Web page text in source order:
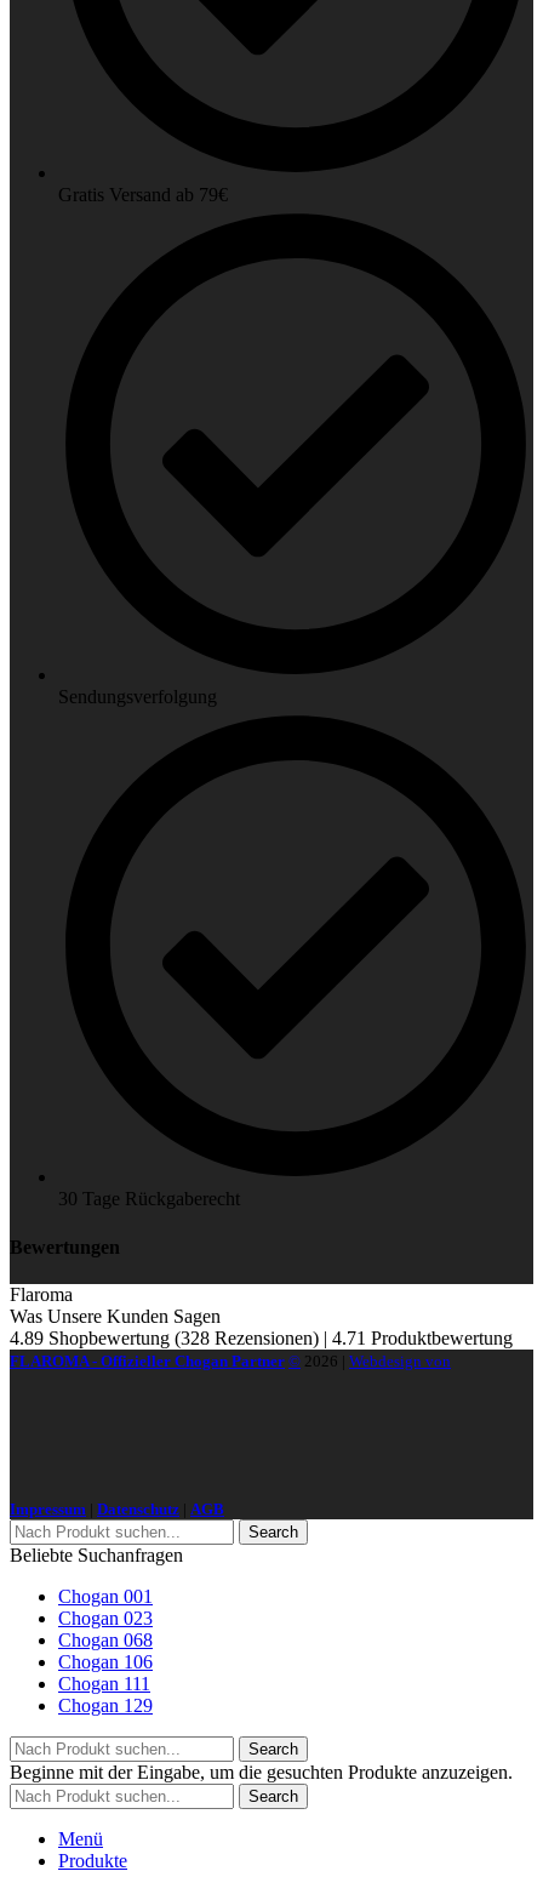
Gratis Versand ab 79€
Sendungsverfolgung
30 Tage Rückgaberecht
Bewertungen
Flaroma
Was Unsere Kunden Sagen
4.89 Shopbewertung (328 Rezensionen) | 4.71 Produktbewertung
FLAROMA - Offizieller Chogan Partner © 2026 Webdesign von
Impressum Datenschutz
AGB
Search
Beliebte Suchanfragen
Chogan 001
Chogan 023
Chogan 068
Chogan 106
Chogan 111
Chogan 129
Search
Beginne mit der Eingabe, um die gesuchten Produkte anzuzeigen.
Search
Menü
Produkte